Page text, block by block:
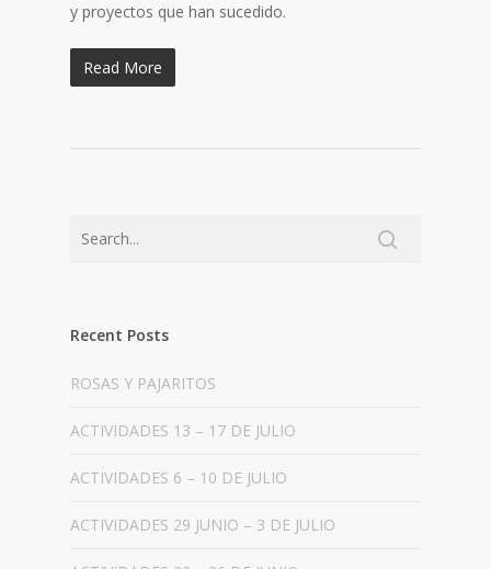
y proyectos que han sucedido.
Read More
Recent Posts
ROSAS Y PAJARITOS
ACTIVIDADES 13 – 17 DE JULIO
ACTIVIDADES 6 – 10 DE JULIO
ACTIVIDADES 29 JUNIO – 3 DE JULIO